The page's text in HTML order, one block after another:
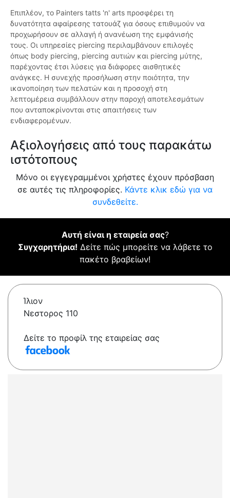
Επιπλέον, το Painters tatts 'n' arts προσφέρει τη
δυνατότητα αφαίρεσης τατουάζ για όσους επιθυμούν να
προχωρήσουν σε αλλαγή ή ανανέωση της εμφάνισής
τους. Οι υπηρεσίες piercing περιλαμβάνουν επιλογές
όπως body piercing, piercing αυτιών και piercing μύτης,
παρέχοντας έτσι λύσεις για διάφορες αισθητικές
ανάγκες. Η συνεχής προσήλωση στην ποιότητα, την
ικανοποίηση των πελατών και η προσοχή στη
λεπτομέρεια συμβάλλουν στην παροχή αποτελεσμάτων
που ανταποκρίνονται στις απαιτήσεις των
ενδιαφερομένων.
Αξιολογήσεις από τους παρακάτω
ιστότοπους
Μόνο οι εγγεγραμμένοι χρήστες έχουν πρόσβαση
σε αυτές τις πληροφορίες. Κάντε κλικ εδώ για να
συνδεθείτε.
Αυτή είναι η εταιρεία σας?
Συγχαρητήρια! Δείτε πώς μπορείτε να λάβετε το
πακέτο βραβείων!
Ίλιον
Νεστορος 110
Δείτε το προφίλ της εταιρείας σας